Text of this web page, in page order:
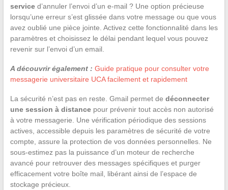
serviced’annuler l’envoi d’un e-mail ? Une option précieuse
lorsqu’une erreur s’est glissée dans votre message ou que vous
avez oublié une pièce jointe. Activez cette fonctionnalité dans les
paramètres et choisissez le délai pendant lequel vous pouvez
revenir sur l’envoi d’un email.
A découvrir également : Guide pratique pour consulter votre
messagerie universitaire UCA facilement et rapidement
La sécurité n’est pas en reste. Gmail permet de déconnecter
une session à distancepour prévenir tout accès non autorisé
à votre messagerie. Une vérification périodique des sessions
actives, accessible depuis les paramètres de sécurité de votre
compte, assure la protection de vos données personnelles. Ne
sous-estimez pas la puissance d’un moteur de recherche
avancé pour retrouver des messages spécifiques et purger
efficacement votre boîte mail, libérant ainsi de l’espace de
stockage précieux.